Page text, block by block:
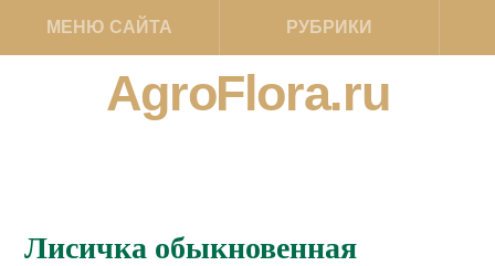
МЕНЮ САЙТА РУБРИКИ
AgroFlora.ru
Лисичка обыкновенная